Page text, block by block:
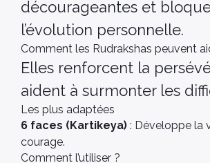
décourageantes et
l’évolution personnelle.
Comment les Rudrakshas peuvent
Elles renforcent la
aident à surmonter les
Les plus adaptées
6 faces (Kartikeya) : Développe la
courage.
Comment l’utiliser ?